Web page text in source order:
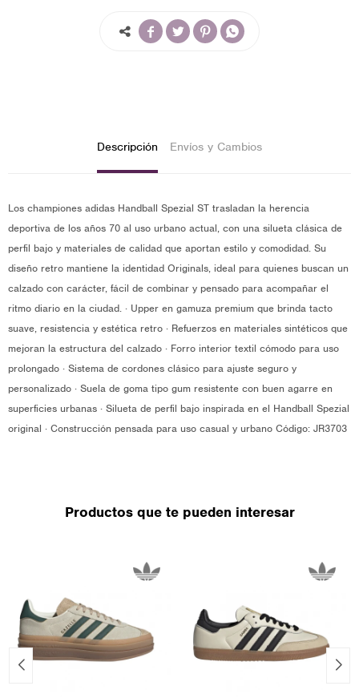
   
Descripción Envíos y Cambios
Los championes adidas Handball Spezial ST trasladan la herencia
deportiva de los años 70 al uso urbano actual, con una silueta clásica de
perfil bajo y materiales de calidad que aportan estilo y comodidad. Su
diseño retro mantiene la identidad Originals, ideal para quienes buscan un
calzado con carácter, fácil de combinar y pensado para acompañar el
ritmo diario en la ciudad. · Upper en gamuza premium que brinda tacto
suave, resistencia y estética retro · Refuerzos en materiales sintéticos que
mejoran la estructura del calzado · Forro interior textil cómodo para uso
prolongado · Sistema de cordones clásico para ajuste seguro y
personalizado · Suela de goma tipo gum resistente con buen agarre en
superficies urbanas · Silueta de perfil bajo inspirada en el Handball Spezial
original · Construcción pensada para uso casual y urbano Código: JR3703
Productos que te pueden interesar